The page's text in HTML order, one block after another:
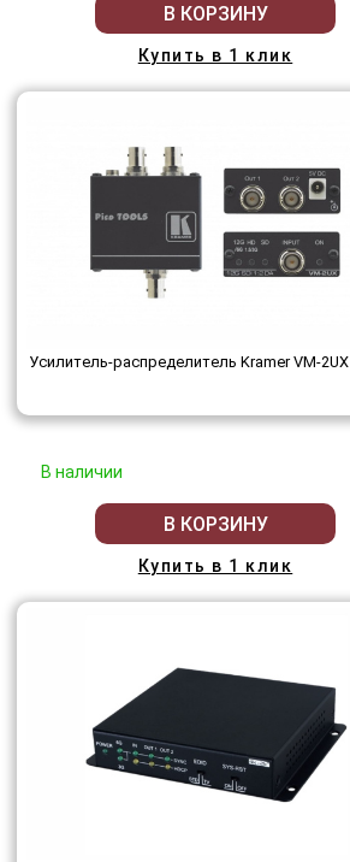
В КОРЗИНУ
Купить в 1 клик
Усилитель-распределитель Kramer VM-2UX
В наличии
В КОРЗИНУ
Купить в 1 клик